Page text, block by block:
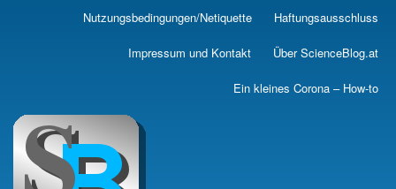
Skip
main
Nutzungsbedingungen/Netiquette Haftungsausschluss
Impressum und Kontakt Über ScienceBlog.at
Ein kleines Corona – How-to